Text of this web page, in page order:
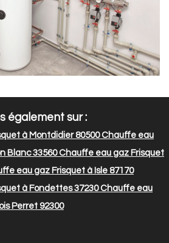
également sur :
à Montdidier 80500Chauffe eau
Blanc 33560Chauffe eau gaz Frisquet
eau gaz Frisquet à Isle 87170
à Fondettes 37230Chauffe eau
Perret 92300